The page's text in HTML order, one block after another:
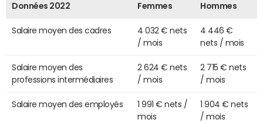
Données 2022 Femmes Hommes
Salaire moyen des cadres
4 032 € nets
/ mois
4 446 €
nets / mois
Salaire moyen des
professions intermédiaires
2 624 € nets
/ mois
2 715 € nets
/ mois
Salaire moyen des employés
1 991 € nets /
mois
1 904 € nets
/ mois